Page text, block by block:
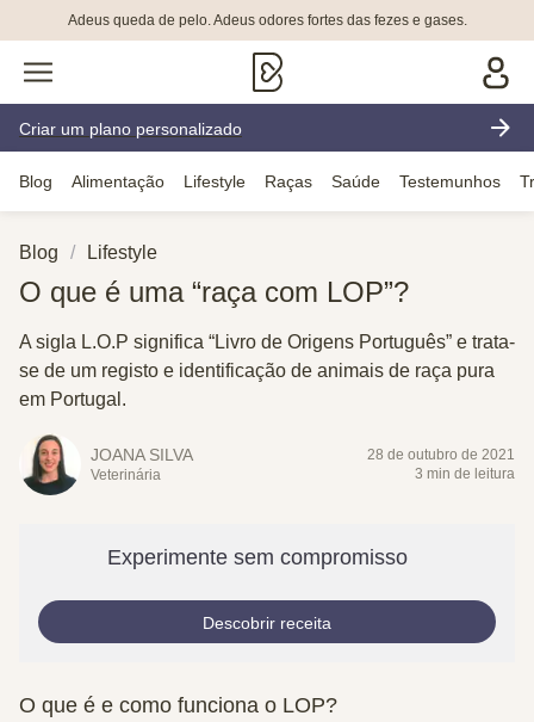
Adeus queda de pelo. Adeus odores fortes das fezes e gases.
Criar um plano personalizado
Blog Alimentação Lifestyle Raças Saúde Testemunhos
Blog Lifestyle
O que é uma “raça com LOP”?
A sigla L.O.P significa “Livro de Origens Português” e trata-
se de um registo e identificação de animais de raça pura
em Portugal.
JOANA SILVA
Veterinária
28 de outubro de 2021
3 min de leitura
Experimente sem compromisso
Descobrir receita
O que é e como funciona o LOP?